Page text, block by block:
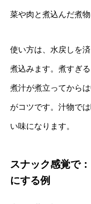
菜や肉と煮込んだ煮
使い方は、水戻しを
煮込みます。煮すぎ
煮汁が煮立ってから
がコツです。汁物で
い味になります。
スナック感覚で
にする例